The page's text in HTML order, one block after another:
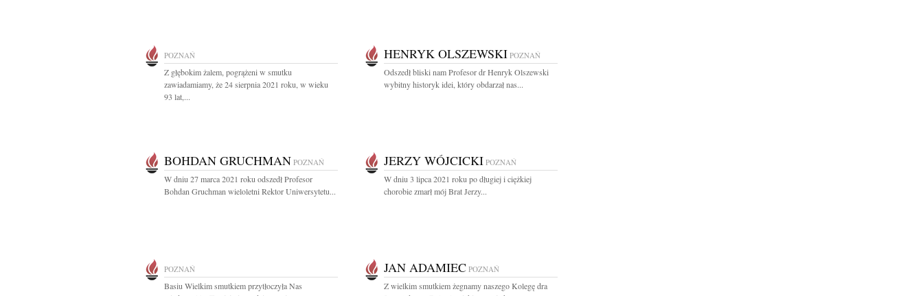
POZNAŃ
Z głębokim żalem, pogrążeni w smutku
zawiadamiamy, że 24 sierpnia 2021 roku, w wieku
93 lat,...
HENRYK OLSZEWSKI POZNAŃ
Odszedł bliski nam Profesor dr Henryk Olszewski
wybitny historyk idei, który obdarzał nas...
BOHDAN GRUCHMAN POZNAŃ
W dniu 27 marca 2021 roku odszedł Profesor
Bohdan Gruchman wieloletni Rektor Uniwersytetu...
JERZY WÓJCICKI POZNAŃ
W dniu 3 lipca 2021 roku po długiej i ciężkiej
chorobie zmarł mój Brat Jerzy...
POZNAŃ
Basiu Wielkim smutkiem przytłoczyła Nas
JAN ADAMIEC POZNAŃ
Z wielkim smutkiem żegnamy naszego Kolegę dra